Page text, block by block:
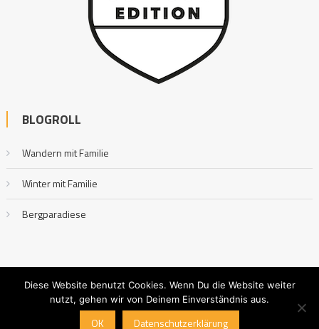
BLOGROLL
Wandern mit Familie
Winter mit Familie
Bergparadiese
Outdoor mit Familie|Editorial byMysteryThemes
Diese Website benutzt Cookies. Wenn Du die Website weiter
nutzt, gehen wir von Deinem Einverständnis aus.
OK Datenschutzerklärung